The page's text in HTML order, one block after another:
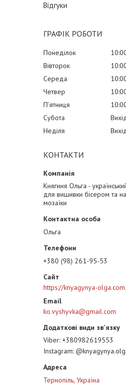
Відгуки
ГРАФІК РОБОТИ
Понеділок
Вівторок
Середа
Четвер
Пʼятниця
Субота
Неділя
КОНТАКТИ
Княгиня Ольга -
для вишивки бісером та
мозаїки
Ольга
+380 (98) 261-95-53
https://knyagynya-
ko.vyshyvka@gmail.com
Viber +380982619553
Instagram
Тернопіль, Україна